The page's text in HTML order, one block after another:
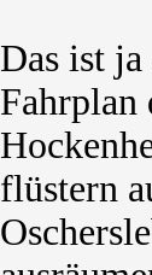
Das ist
Fahrplan
flüstern